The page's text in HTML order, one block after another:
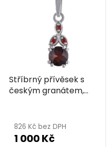
Stříbrný přívěsek s
českým granátem,
826 Kč bez DPH
1 000 Kč